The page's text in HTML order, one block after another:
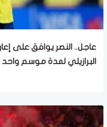
عاجل.. النصر يوافق على
البرازيلي لمدة موسم واحد